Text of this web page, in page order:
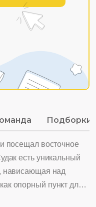
Подборки
посещал восточное
есть уникальный
нависающая над
опорный пункт для
Место это